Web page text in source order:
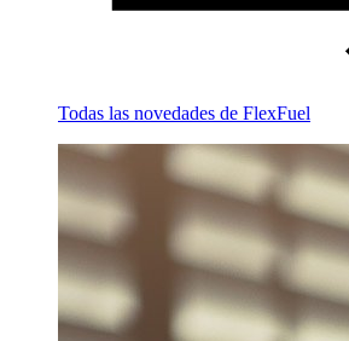
Todas las novedades de FlexFuel